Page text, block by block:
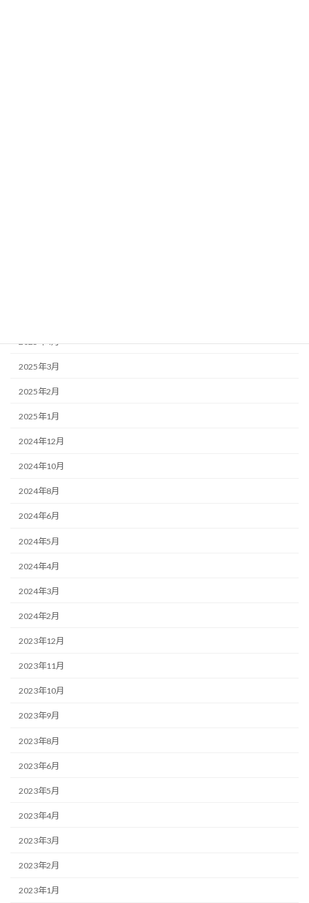
2025年4月
2025年3月
2025年2月
2025年1月
2024年12月
2024年10月
2024年8月
2024年6月
2024年5月
2024年4月
2024年3月
2024年2月
2023年12月
2023年11月
2023年10月
2023年9月
2023年8月
2023年6月
2023年5月
2023年4月
2023年3月
2023年2月
2023年1月